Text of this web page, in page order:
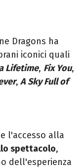
Dragons ha
iconici quali
Lifetime, Fix You,
, A Sky Full of
l'accesso alla
spettacolo,
dell'esperienza